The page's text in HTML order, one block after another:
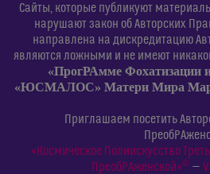
Сайты, которые публикуют
нарушают закон об Авторских
направлена на дискредитацию
являются ложными и не имеют
«ПрогРАмме Фохатизации
«ЮСМАЛОС» Матери Мира
Приглашаем посетить
«Космическое Полиискусство
ПреобРАженской»©—